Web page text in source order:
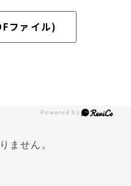
ファイル)
ません。